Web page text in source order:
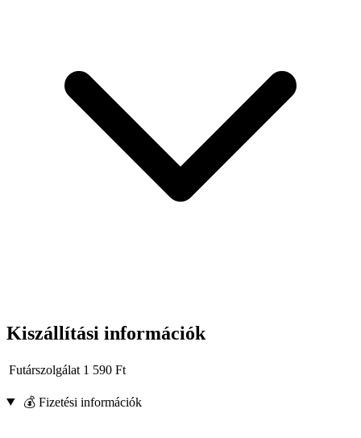
Kiszállítási információk
Futárszolgálat 1 590 Ft
💰 Fizetési információk